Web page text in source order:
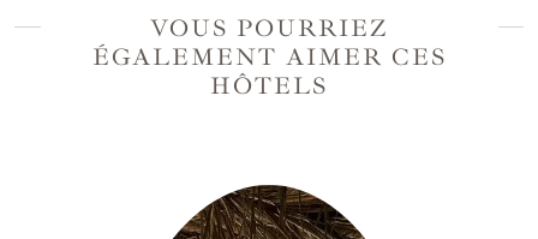
VOUS POURRIEZ
ÉGALEMENT AIMER CES
HÔTELS